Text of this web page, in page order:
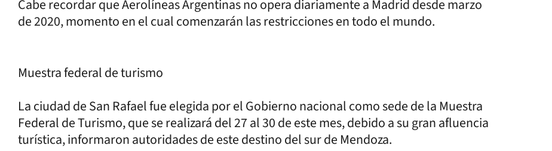
Cabe recordar que Aerolíneas Argentinas no opera diariamente a Madrid desde marzo
de 2020, momento en el cual comenzarán las restricciones en todo el mundo.
Muestra federal de turismo
La ciudad de San Rafael fue elegida por el Gobierno nacional como sede de la Muestra
Federal de Turismo, que se realizará del 27 al 30 de este mes, debido a su gran afluencia
turística, informaron autoridades de este destino del sur de Mendoza.